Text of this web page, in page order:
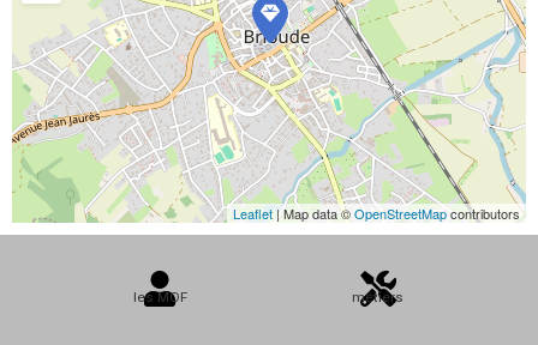
Leaflet | Map data ©OpenStreetMapcontributors
les MOF métiers